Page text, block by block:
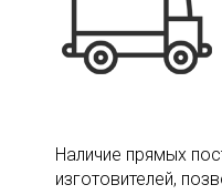
Наличие прямых
изготовителей,